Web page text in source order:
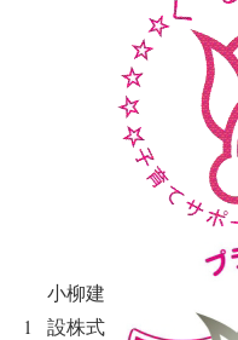
1
小柳建
設株式